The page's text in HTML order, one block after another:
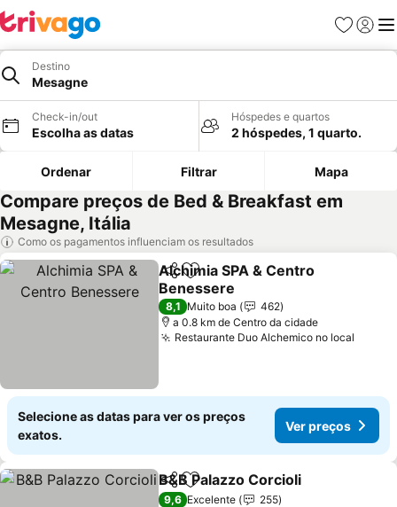
Favoritos
Iniciar
Destino
Mesagne
Check-in/out
Escolha as datas
Hóspedes e quartos
2 hóspedes, 1 quarto.
Ordenar Filtrar Mapa
Compare preços de Bed & Breakfast em
Mesagne, Itália
Como os pagamentos influenciam os resultados
PartilharAdicionar aos favoritos
Alchimia SPA & Centro
Benessere
8,1 Muito boa
462
a 0.8 km de Centro da cidade
Restaurante Duo Alchemico no local
Selecione as datas para ver os preços
exatos.
Ver preços
PartilharAdicionar aos favoritos
B&B Palazzo Corcioli
9,6 Excelente
255